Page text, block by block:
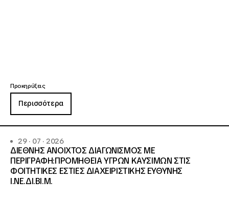
Προκηρύξεις
Περισσότερα
29 · 07 · 2026
ΔΙΕΘΝΗΣ ΑΝΟΙΧΤΟΣ ΔΙΑΓΩΝΙΣΜΟΣ ΜΕ
ΠΕΡΙΓΡΑΦΗ:ΠΡΟΜΗΘΕΙΑ ΥΓΡΩΝ ΚΑΥΣΙΜΩΝ ΣΤΙΣ
ΦΟΙΤΗΤΙΚΕΣ ΕΣΤΙΕΣ ΔΙΑΧΕΙΡΙΣΤΙΚΗΣ ΕΥΘΥΝΗΣ
Ι.ΝΕ.ΔΙ.ΒΙ.Μ.